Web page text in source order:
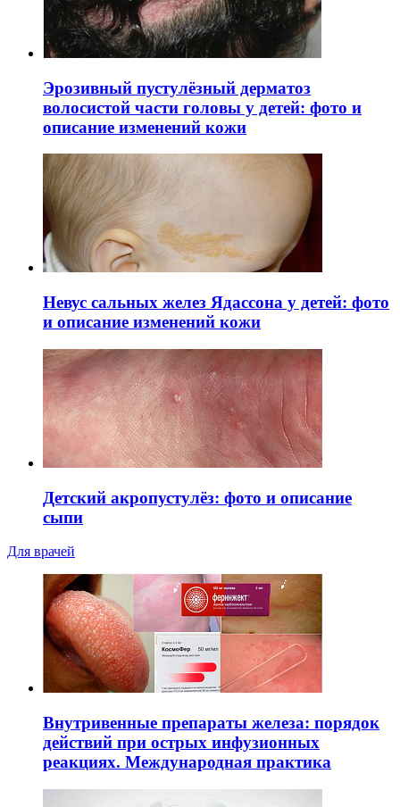
Эрозивный пустулёзный дерматоз
волосистой части головы у детей: фото и
описание изменений кожи
Невус сальных желез Ядассона у детей: фото
и описание изменений кожи
Детский акропустулёз: фото и описание
сыпи
Для врачей
Внутривенные препараты железа: порядок
действий при острых инфузионных
реакциях. Международная практика